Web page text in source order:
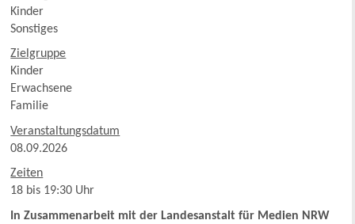
Kinder
Sonstiges
Zielgruppe
Kinder
Erwachsene
Familie
Veranstaltungsdatum
08.09.2026
Zeiten
18 bis 19:30 Uhr
In Zusammenarbeit mit der Landesanstalt für Medien NRW